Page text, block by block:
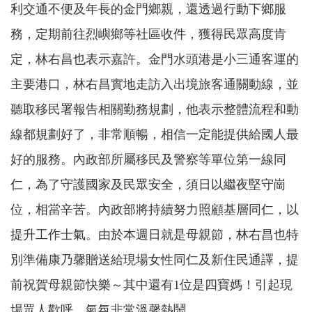
利交通不便及年長的金門鄉親，還透過行動下鄉服
務，定期前往烈嶼鄉等社區收件，獲得民眾高度肯
定，林右昌也表示嘉許。金門水頭港是小三通客運的
主要港口，林右昌實地走訪入出境旅客通關動線，並
聽取移民署報告相關勤務規劃，他表示整體流程和動
線都規劃好了，非常順暢，相信一定能提供給國人最
好的服務。內政部所屬移民及警察等單位第一線同
仁，為了守護國家及民眾安全，須日以繼夜堅守崗
位，相當辛苦。內政部將持續努力照顧基層同仁，以
提升工作士氣。由於本週日就是母親節，林右昌也特
別準備康乃馨贈送給現場女性同仁及新住民通譯，提
前祝賀母親節快樂～其中還有1位是四寶媽！引起現